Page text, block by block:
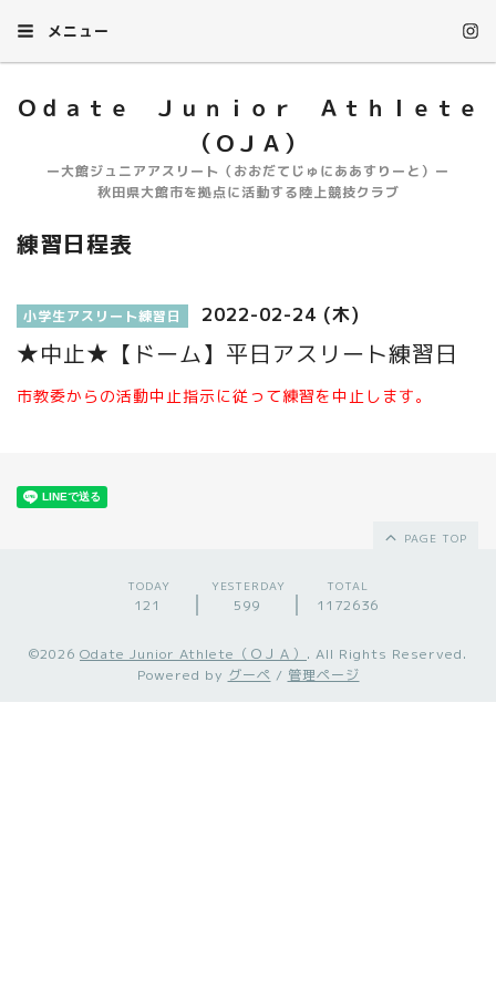
メニュー
Ｏｄａｔｅ Ｊｕｎｉｏｒ Ａｔｈｌｅｔｅ
（ＯＪＡ）
ー大館ジュニアアスリート（おおだてじゅにああすりーと）ー
秋田県大館市を拠点に活動する陸上競技クラブ
練習日程表
小学生アスリート練習日 2022-02-24 (木)
★中止★【ドーム】平日アスリート練習日
市教委からの活動中止指示に従って練習を中止します。
PAGE TOP
TODAY
121
YESTERDAY
599
TOTAL
1172636
©2026 Odate Junior Athlete（ＯＪＡ） . All Rights Reserved.
Powered by グーペ / 管理ページ